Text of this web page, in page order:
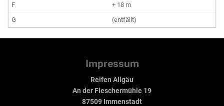
+ 18 m
(entfällt)
Impressum
Reifen Allgäu
An der Fleschermühle 19
87509 Immenstadt